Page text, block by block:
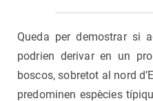
Queda per demostrar si
podrien derivar en un
boscos, sobretot al nord
predominen espècies